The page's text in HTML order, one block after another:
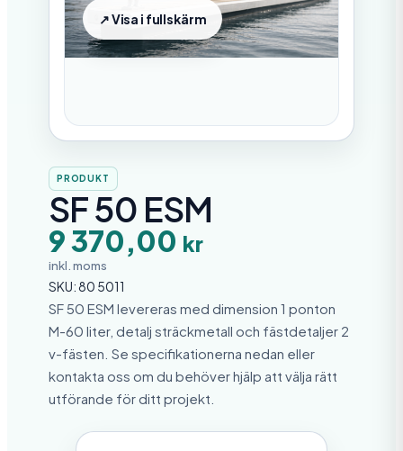
PRODUKT
SF 50 ESM
9 370,00 kr
inkl. moms
SKU:80 5011
SF 50 ESM levereras med dimension 1 ponton
M-60 liter, detalj sträckmetall och fästdetaljer 2
v-fästen. Se specifikationerna nedan eller
kontakta oss om du behöver hjälp att välja rätt
utförande för ditt projekt.